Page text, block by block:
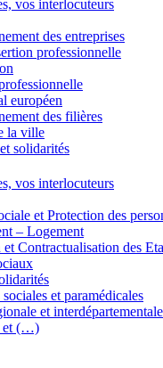
vos interlocuteurs
des entreprises
professionnelle
européen
des filières
la ville
solidarités
vos interlocuteurs
et Protection des
– Logement
Contractualisation des
et paramédicales
et
et (…)